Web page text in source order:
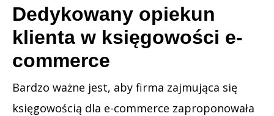
Dedykowany opiekun
klienta w księgowości e-
commerce
Bardzo ważne jest, aby firma zajmująca się
księgowością dla e-commerce zaproponowała